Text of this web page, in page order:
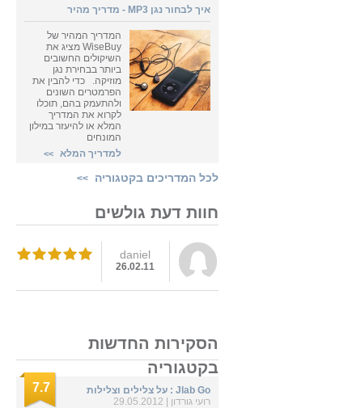
איך לבחור נגן MP3 - מדריך מהיר
המדריך המהיר של
WiseBuy מציג את
השיקולים החשובים
ביותר בבחירת נגן
מוזיקה. כדי להבין את
הפרמטרים השונים
ולהתעמק בהם, תוכלו
לקרוא את המדריך
המלא או להיעזר במילון
המונחים
למדריך המלא
>>
לכל המדריכים בקטגוריה >>
חוות דעת גולשים
daniel
26.02.11
הסקירות החדשות
בקטגוריה
Jlab Go : על צלילים וצלילות
רועי גורדון | 29.05.2012
7.7